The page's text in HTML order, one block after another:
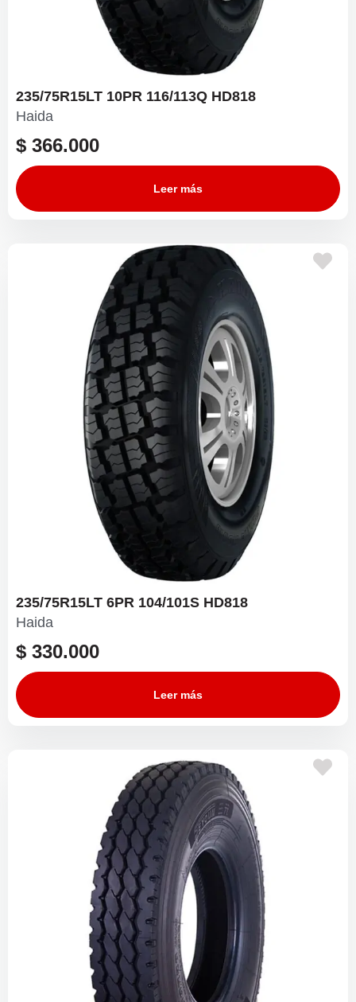
235/75R15LT 10PR 116/113Q HD818
Haida
$ 366.000
Leer más
235/75R15LT 6PR 104/101S HD818
Haida
$ 330.000
Leer más